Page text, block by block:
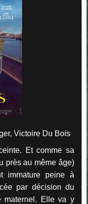
Victoire Du Bois
Et comme sa
près au même âge)
immature peine à
par décision du
maternel. Elle va y